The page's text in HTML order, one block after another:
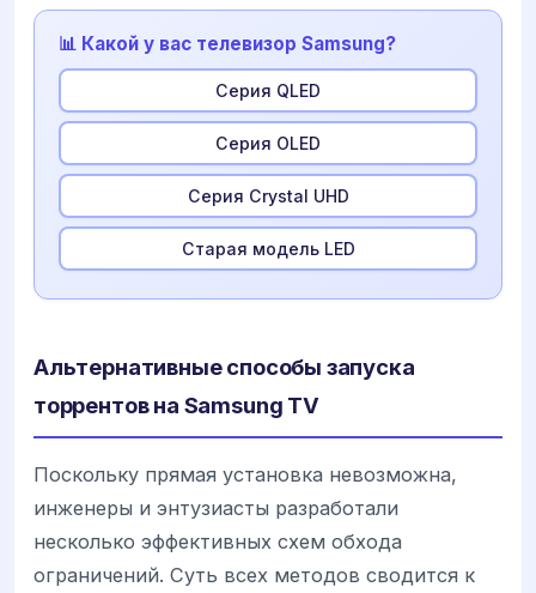
📊 Какой у вас телевизор Samsung?
Серия QLED
Серия OLED
Серия Crystal UHD
Старая модель LED
Альтернативные способы запуска
торрентов на Samsung TV
Поскольку прямая установка невозможна,
инженеры и энтузиасты разработали
несколько эффективных схем обхода
ограничений. Суть всех методов сводится к